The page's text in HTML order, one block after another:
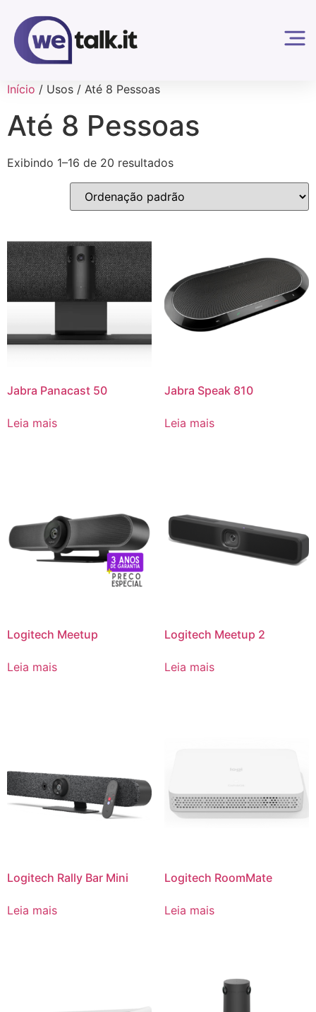
Início / Usos / Até 8 Pessoas
Até 8 Pessoas
Exibindo 1–16 de 20 resultados
Jabra Panacast 50
Leia mais
Jabra Speak 810
Leia mais
Logitech Meetup
Leia mais
Logitech Meetup 2
Leia mais
Logitech Rally Bar Mini
Leia mais
Logitech RoomMate
Leia mais